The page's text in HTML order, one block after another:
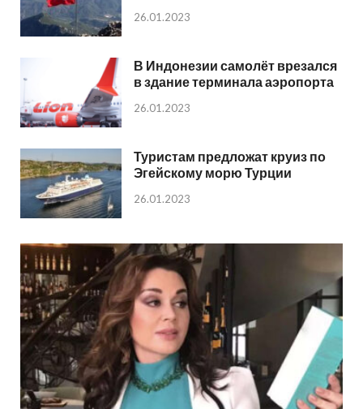
26.01.2023
В Индонезии самолёт врезался
в здание терминала аэропорта
26.01.2023
Туристам предложат круиз по
Эгейскому морю Турции
26.01.2023